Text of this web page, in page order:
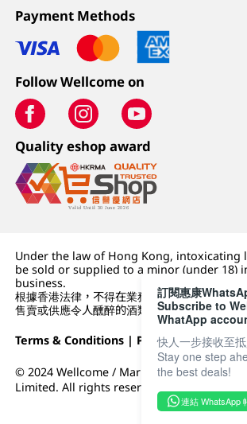
Payment Methods
Follow Wellcome on
Quality eshop award
Under the law of Hong Kong, intoxicating
be sold or supplied to a minor (under 18)
business.
根據香港法律，不得在業務過程中，向未成年
售賣或供應令人醺醉的酒類。
Terms & Conditions | Privacy Policy|DFI
© 2024 Wellcome / Market Place. The Dairy
Limited. All rights reserved.
訂閱惠康
Subscribe to
WhatApp
快人一步接收至抵
Stay one step
the best deals!
連結 WhatsApp